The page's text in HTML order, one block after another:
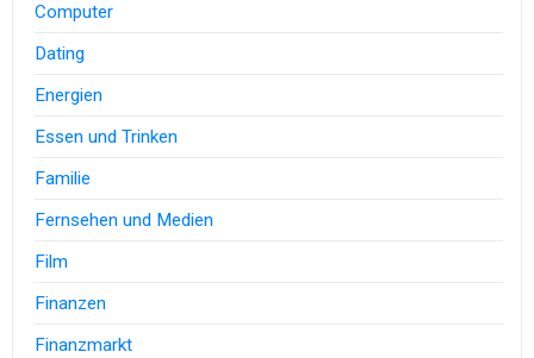
Computer
Dating
Energien
Essen und Trinken
Familie
Fernsehen und Medien
Film
Finanzen
Finanzmarkt